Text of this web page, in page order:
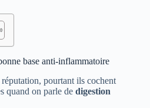
base anti-inflammatoire
pourtant ils cochent
quand on parle de digestion